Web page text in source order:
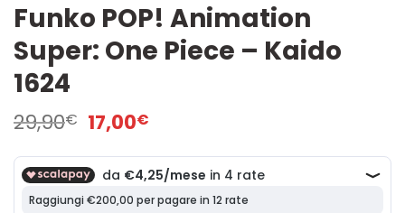
Funko POP! Animation
Super: One Piece – Kaido
1624
29,90€ Il
prezzo
originale
era:
29,90€.
17,00€
attuale
è:
17,00€.